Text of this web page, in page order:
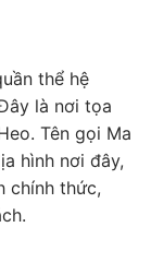
thể hệ
là nơi tọa
Tên gọi Ma
hình nơi đây,
chính thức,